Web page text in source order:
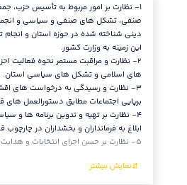
١- نظارت بر امور مربوط به تأسیس حزب،
صنفی، تشکل های صنفی و سیاسی و
دینی شناخته شده در حوزه استان و انجام
این زمینه به وزارت کشور.
٢- نظارت و مراقبت مستمر نحوه فعالیت
های اسلامی و تشکل های سیاسی استان.
٣- نظارت و رسیدگی به درخواست های
برپایی اجتماعات مطابق دستورالعمل های
٤- نظارت بر تهیه و تدوین برنامه ها و
ابلاغ به فرمانداران و بخشداران در چارچوب
٥- نظارت بر حسن اجرای انتخابات و